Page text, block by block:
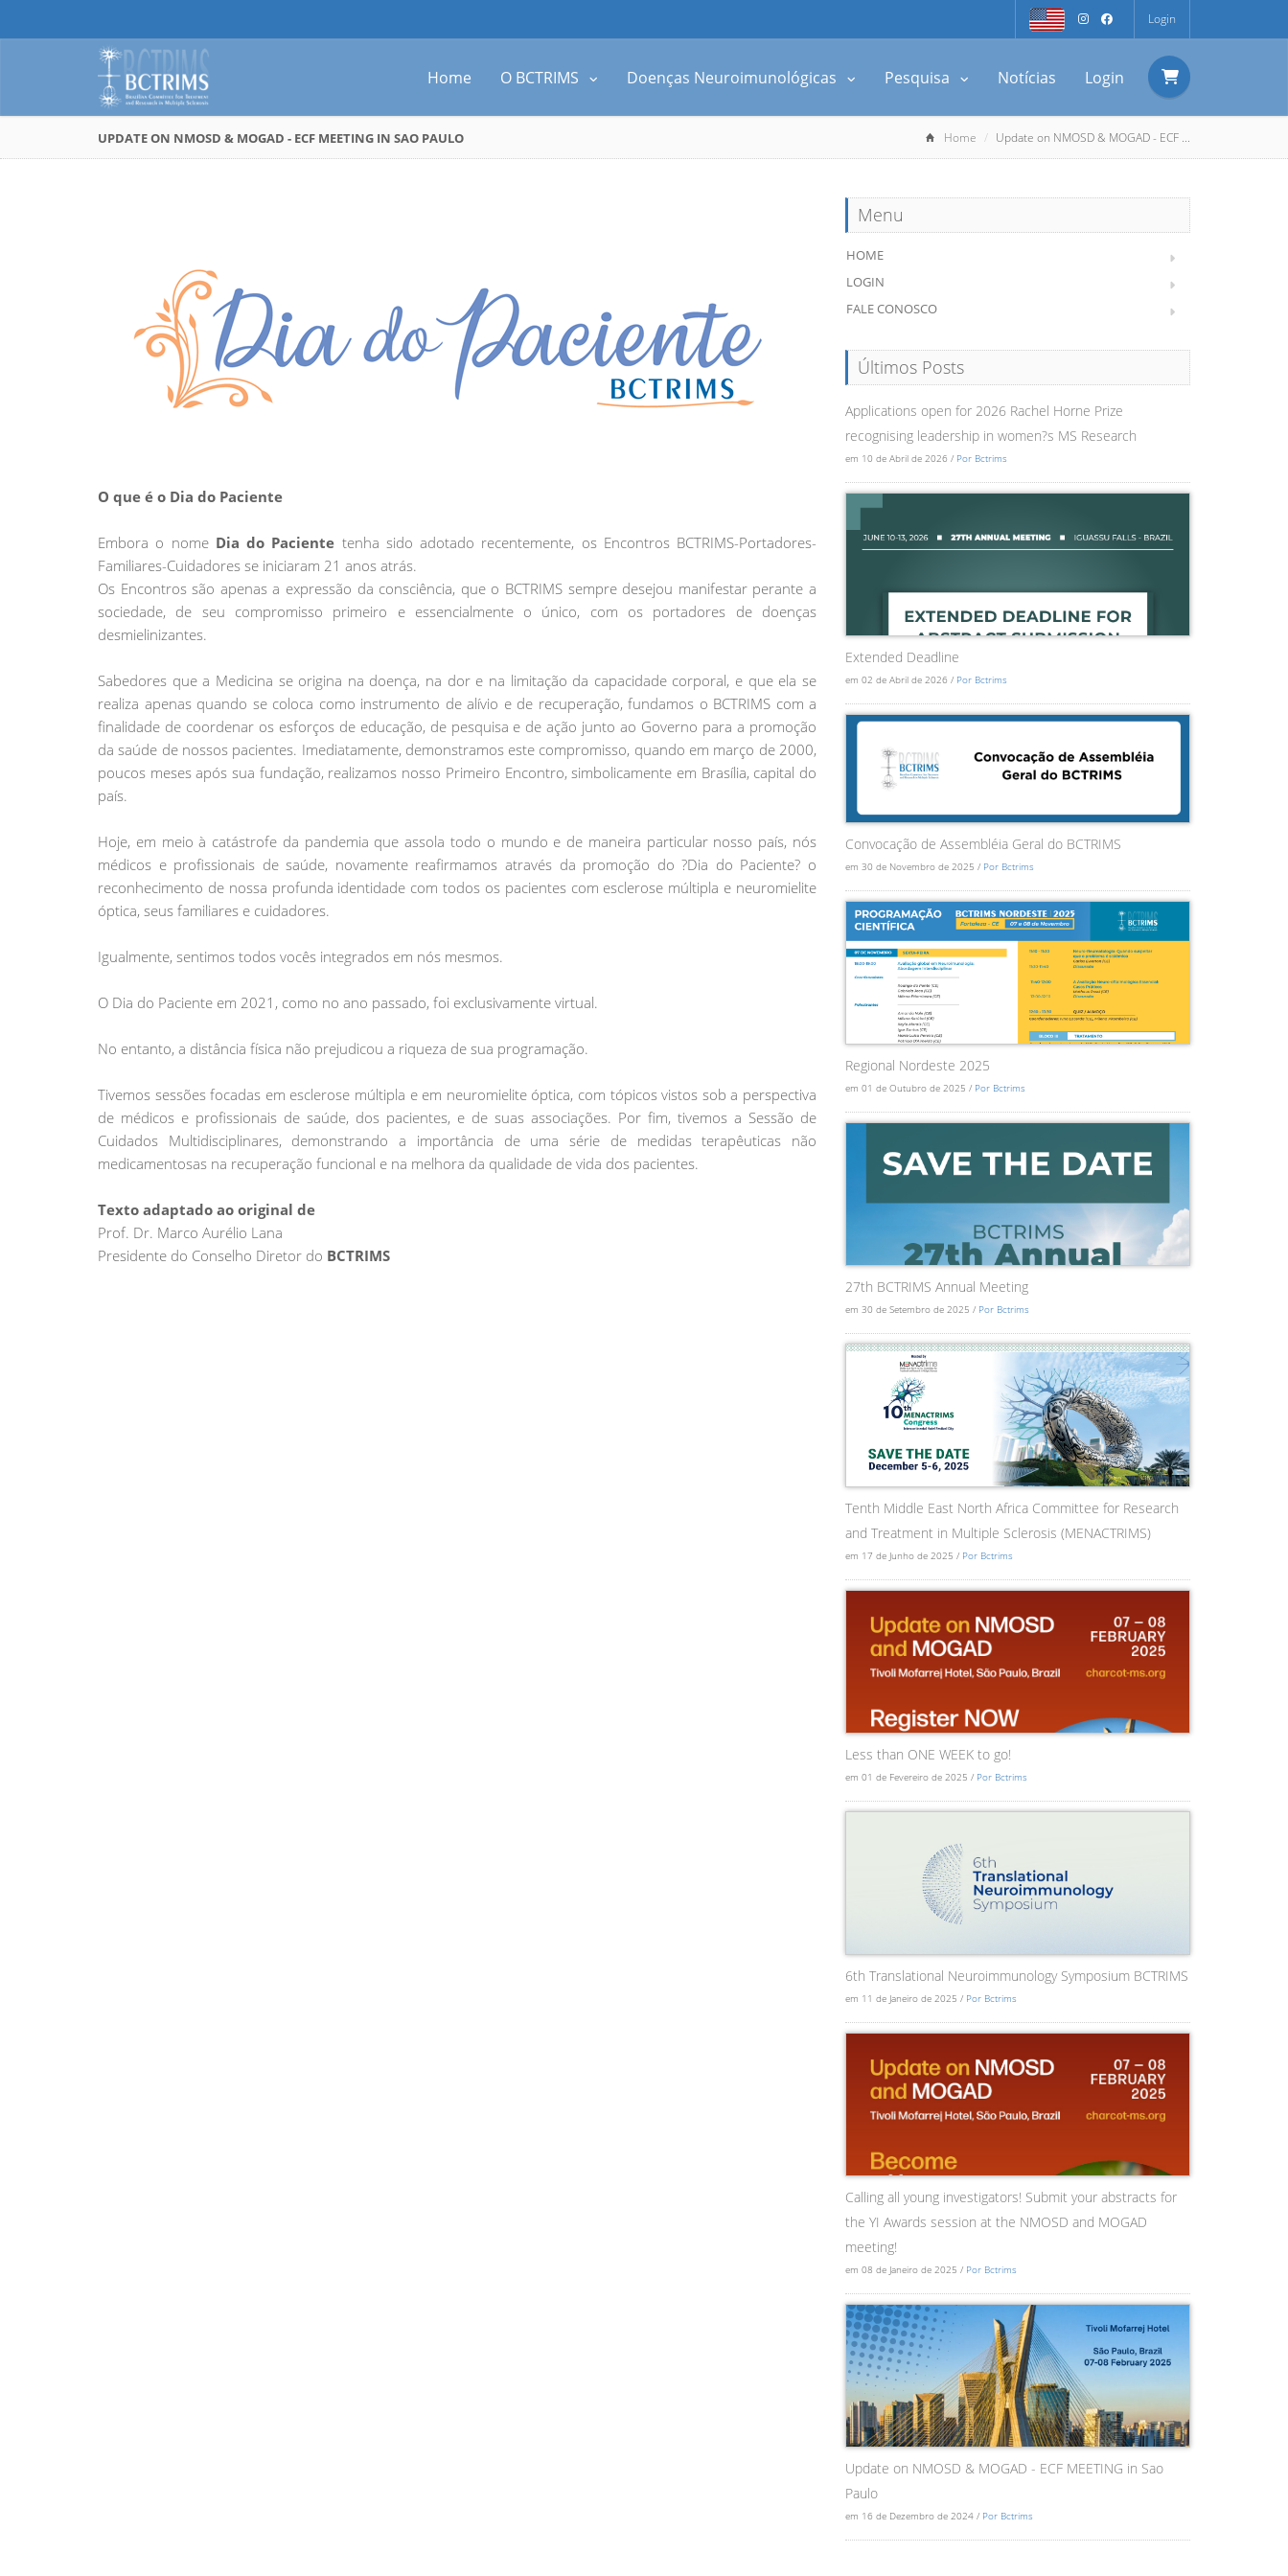
Login
Home O BCTRIMS Doenças Neuroimunológicas Pesquisa Notícias Login
UPDATE ON NMOSD & MOGAD - ECF MEETING IN SAO PAULO Home Update on NMOSD & MOGAD - ECF ...
O que é o Dia do Paciente
Embora o nome Dia do Paciente tenha sido adotado recentemente, os Encontros BCTRIMS-Portadores-
Familiares-Cuidadores se iniciaram 21 anos atrás.
Os Encontros são apenas a expressão da consciência, que o BCTRIMS sempre desejou manifestar perante a
sociedade, de seu compromisso primeiro e essencialmente o único, com os portadores de doenças
desmielinizantes.
Sabedores que a Medicina se origina na doença, na dor e na limitação da capacidade corporal, e que ela se
realiza apenas quando se coloca como instrumento de alívio e de recuperação, fundamos o BCTRIMS com a
finalidade de coordenar os esforços de educação, de pesquisa e de ação junto ao Governo para a promoção
da saúde de nossos pacientes. Imediatamente, demonstramos este compromisso, quando em março de 2000,
poucos meses após sua fundação, realizamos nosso Primeiro Encontro, simbolicamente em Brasília, capital do
país.
Hoje, em meio à catástrofe da pandemia que assola todo o mundo e de maneira particular nosso país, nós
médicos e profissionais de saúde, novamente reafirmamos através da promoção do ?Dia do Paciente? o
reconhecimento de nossa profunda identidade com todos os pacientes com esclerose múltipla e neuromielite
óptica, seus familiares e cuidadores.
Igualmente, sentimos todos vocês integrados em nós mesmos.
O Dia do Paciente em 2021, como no ano passado, foi exclusivamente virtual.
No entanto, a distância física não prejudicou a riqueza de sua programação.
Tivemos sessões focadas em esclerose múltipla e em neuromielite óptica, com tópicos vistos sob a perspectiva
de médicos e profissionais de saúde, dos pacientes, e de suas associações. Por fim, tivemos a Sessão de
Cuidados Multidisciplinares, demonstrando a importância de uma série de medidas terapêuticas não
medicamentosas na recuperação funcional e na melhora da qualidade de vida dos pacientes.
Texto adaptado ao original de
Prof. Dr. Marco Aurélio Lana
Presidente do Conselho Diretor do BCTRIMS
Menu
HOME
LOGIN
FALE CONOSCO
Últimos Posts
Applications open for 2026 Rachel Horne Prize
recognising leadership in women?s MS Research
em 10 de Abril de 2026 / Por Bctrims
Extended Deadline
em 02 de Abril de 2026 / Por Bctrims
Convocação de Assembléia Geral do BCTRIMS
em 30 de Novembro de 2025 / Por Bctrims
Regional Nordeste 2025
em 01 de Outubro de 2025 / Por Bctrims
27th BCTRIMS Annual Meeting
em 30 de Setembro de 2025 / Por Bctrims
Tenth Middle East North Africa Committee for Research
and Treatment in Multiple Sclerosis (MENACTRIMS)
em 17 de Junho de 2025 / Por Bctrims
Less than ONE WEEK to go!
em 01 de Fevereiro de 2025 / Por Bctrims
6th Translational Neuroimmunology Symposium BCTRIMS
em 11 de Janeiro de 2025 / Por Bctrims
Calling all young investigators! Submit your abstracts for
the YI Awards session at the NMOSD and MOGAD
meeting!
em 08 de Janeiro de 2025 / Por Bctrims
Update on NMOSD & MOGAD - ECF MEETING in Sao
Paulo
em 16 de Dezembro de 2024 / Por Bctrims